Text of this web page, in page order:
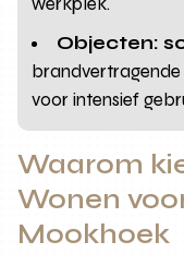
Objecten:
voor intensief
Waarom
Wonen
Mookhoek